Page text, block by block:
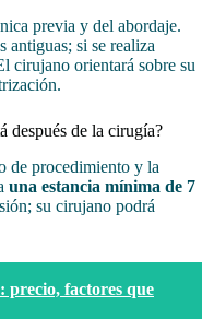
previa y del abordaje.
antiguas; si se realiza
cirujano orientará sobre su
después de la cirugía?
de procedimiento y la
una estancia mínima de 7
su cirujano podrá
precio, factores que